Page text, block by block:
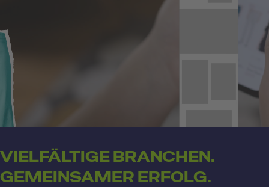
VIELFÄLTIGE BRANCHEN.
GEMEINSAMER ERFOLG.